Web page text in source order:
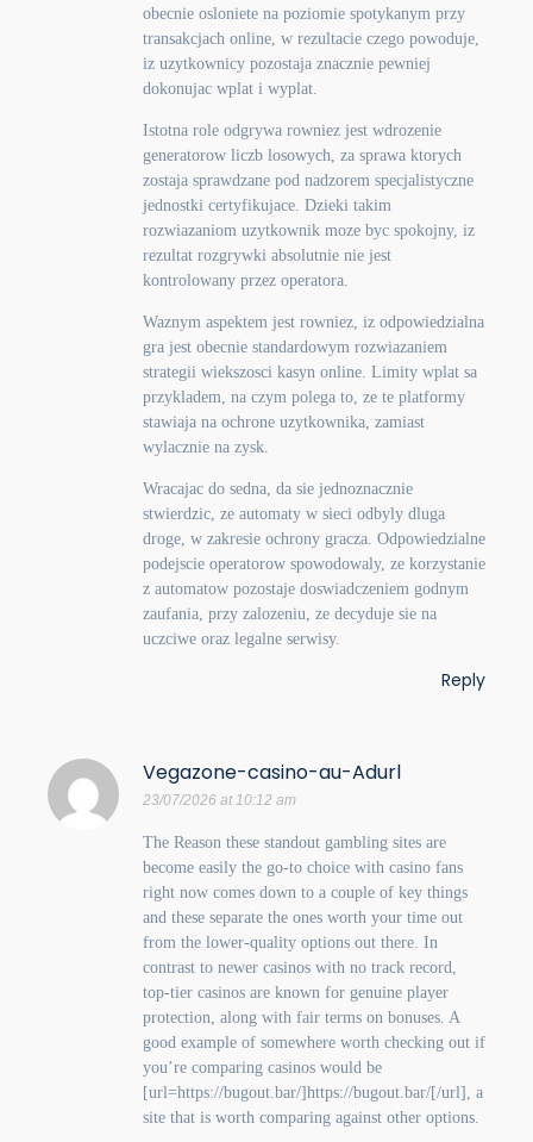
obecnie osloniete na poziomie spotykanym przy
transakcjach online, w rezultacie czego powoduje,
iz uzytkownicy pozostaja znacznie pewniej
dokonujac wplat i wyplat.
Istotna role odgrywa rowniez jest wdrozenie
generatorow liczb losowych, za sprawa ktorych
zostaja sprawdzane pod nadzorem specjalistyczne
jednostki certyfikujace. Dzieki takim
rozwiazaniom uzytkownik moze byc spokojny, iz
rezultat rozgrywki absolutnie nie jest
kontrolowany przez operatora.
Waznym aspektem jest rowniez, iz odpowiedzialna
gra jest obecnie standardowym rozwiazaniem
strategii wiekszosci kasyn online. Limity wplat sa
przykladem, na czym polega to, ze te platformy
stawiaja na ochrone uzytkownika, zamiast
wylacznie na zysk.
Wracajac do sedna, da sie jednoznacznie
stwierdzic, ze automaty w sieci odbyly dluga
droge, w zakresie ochrony gracza. Odpowiedzialne
podejscie operatorow spowodowaly, ze korzystanie
z automatow pozostaje doswiadczeniem godnym
zaufania, przy zalozeniu, ze decyduje sie na
uczciwe oraz legalne serwisy.
Reply
Vegazone-casino-au-Adurl
23/07/2026 at 10:12 am
The Reason these standout gambling sites are
become easily the go-to choice with casino fans
right now comes down to a couple of key things
and these separate the ones worth your time out
from the lower-quality options out there. In
contrast to newer casinos with no track record,
top-tier casinos are known for genuine player
protection, along with fair terms on bonuses. A
good example of somewhere worth checking out if
you’re comparing casinos would be
[url=https://bugout.bar/]https://bugout.bar/[/url], a
site that is worth comparing against other options.